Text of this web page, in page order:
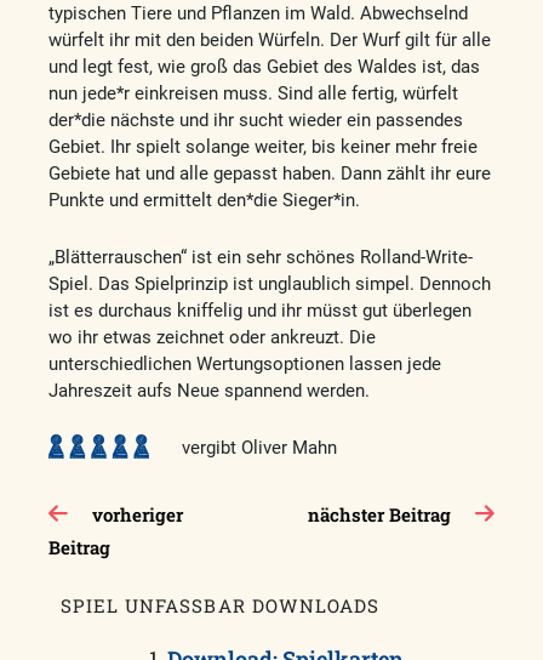
typischen Tiere und Pflanzen im Wald. Abwechselnd
würfelt ihr mit den beiden Würfeln. Der Wurf gilt für alle
und legt fest, wie groß das Gebiet des Waldes ist, das
nun jede*r einkreisen muss. Sind alle fertig, würfelt
der*die nächste und ihr sucht wieder ein passendes
Gebiet. Ihr spielt solange weiter, bis keiner mehr freie
Gebiete hat und alle gepasst haben. Dann zählt ihr eure
Punkte und ermittelt den*die Sieger*in.
„Blätterrauschen“ ist ein sehr schönes Rolland-Write-
Spiel. Das Spielprinzip ist unglaublich simpel. Dennoch
ist es durchaus kniffelig und ihr müsst gut überlegen
wo ihr etwas zeichnet oder ankreuzt. Die
unterschiedlichen Wertungsoptionen lassen jede
Jahreszeit aufs Neue spannend werden.
vergibt Oliver Mahn
Beitragsnavigation
vorheriger
Beitrag
nächster Beitrag
SPIEL UNFASSBAR DOWNLOADS